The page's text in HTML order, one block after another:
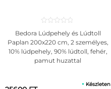
Bedora Lúdpehely és Lúdtoll
Paplan 200x220 cm, 2 személyes,
10% lúdpehely, 90% lúdtoll, fehér,
pamut huzattal
Készleten